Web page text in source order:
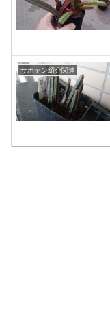
サボテン紹介関連